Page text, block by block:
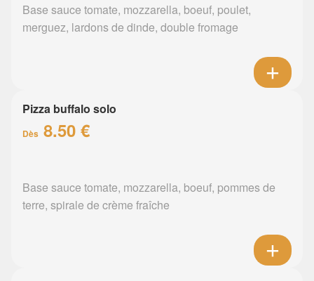
Base sauce tomate, mozzarella, boeuf, poulet,
merguez, lardons de dinde, double fromage
Pizza buffalo solo
Dès 8.50 €
Base sauce tomate, mozzarella, boeuf, pommes de
terre, spirale de crème fraîche